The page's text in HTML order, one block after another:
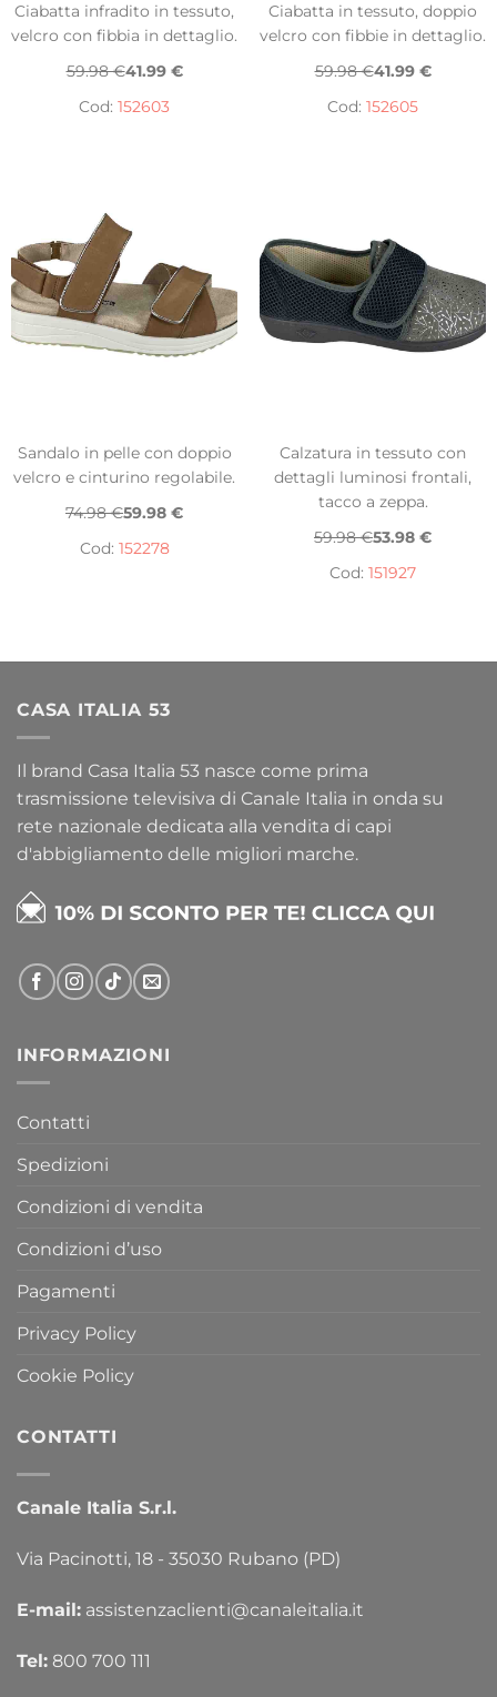
Ciabatta infradito in tessuto,
velcro con fibbia in dettaglio.
59.98 €41.99 €
Cod: 152603
Ciabatta in tessuto, doppio
velcro con fibbie in dettaglio.
59.98 €41.99 €
Cod: 152605
Sandalo in pelle con doppio
velcro e cinturino regolabile.
74.98 €59.98 €
Cod: 152278
Calzatura in tessuto con
dettagli luminosi frontali,
tacco a zeppa.
59.98 €53.98 €
Cod: 151927
CASA ITALIA 53
Il brand Casa Italia 53 nasce come prima
trasmissione televisiva di Canale Italia in onda su
rete nazionale dedicata alla vendita di capi
d'abbigliamento delle migliori marche.
INFORMAZIONI
Contatti
Spedizioni
Condizioni di vendita
Condizioni d’uso
Pagamenti
Privacy Policy
Cookie Policy
CONTATTI
Canale Italia S.r.l.
Via Pacinotti, 18 - 35030 Rubano (PD)
E-mail: assistenzaclienti@canaleitalia.it
Tel: 800 700 111